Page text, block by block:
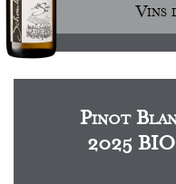
Vins
Pinot
2025